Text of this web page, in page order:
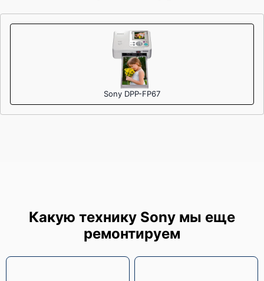
Sony DPP-FP67
Какую технику Sony мы еще
ремонтируем